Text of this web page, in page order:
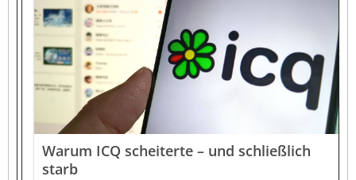
Warum ICQ scheiterte – und schließlich
starb